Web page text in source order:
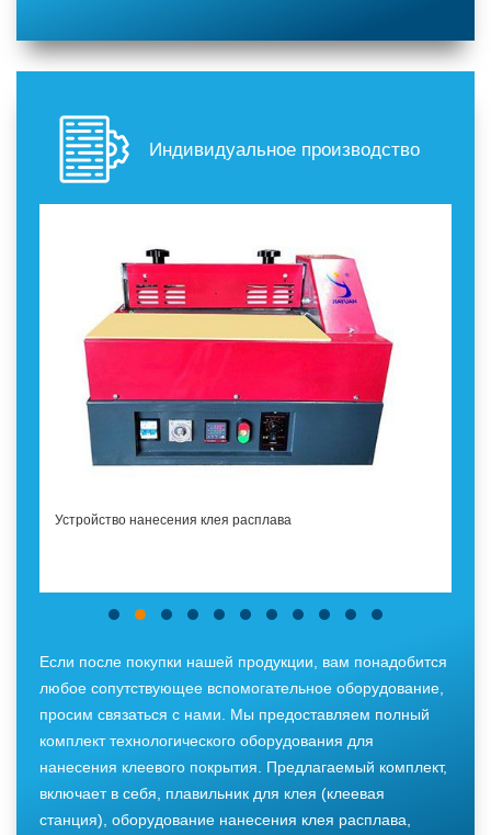
Индивидуальное производство
Устройство нанесения клея расплава
Если после покупки нашей продукции, вам понадобится
любое сопутствующее вспомогательное оборудование,
просим связаться с нами. Мы предоставляем полный
комплект технологического оборудования для
нанесения клеевого покрытия. Предлагаемый комплект,
включает в себя, плавильник для клея (клеевая
станция), оборудование нанесения клея расплава,